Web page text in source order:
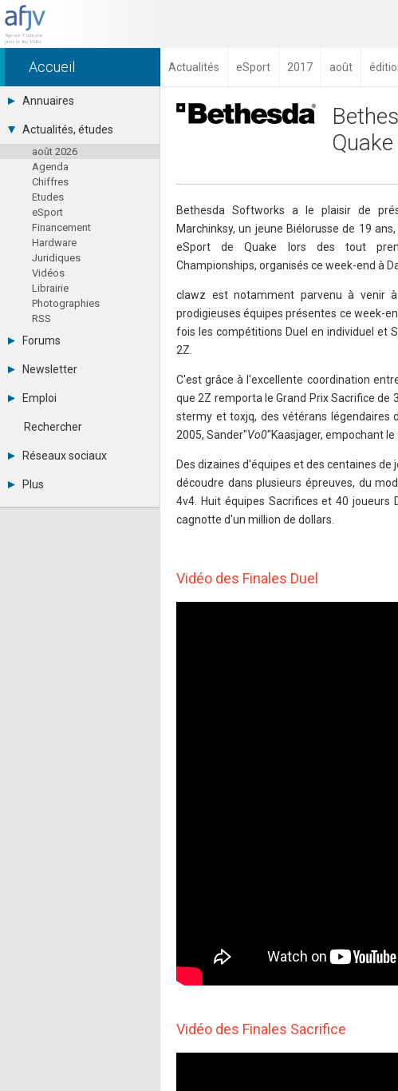
Accueil Actualités eSport 2017 août
Annuaires
Toutes les sociétés (691)
Studios (418)
Editeurs (49)
Distributeurs (16)
Hard. / Accessoires (10)
Middlewares (15)
Prestataires (99)
Assoc. / Syndicats (21)
Formations / Ecoles (46)
Presse spécialisée (17)
Actualités, études
août 2026
Agenda
Chiffres
Etudes
eSport
Financement
Hardware
Juridiques
Vidéos
Librairie
Photographies
RSS
Forums
Tous les forums
Se connecter
Messages privés
Contacter un modérateur
Newsletter
Archives
Abonnement
Emploi
Consulter les annonces
Observatoire de l'emploi
Rechercher
Réseaux sociaux
LinkedIn
Plus
Annonceurs
Bethesda Softworks a le plaisir de
Marchinksy, un jeune Biélorusse de 19
eSport de Quake lors des tout
Championships, organisés ce week-end à
clawz est notamment parvenu à venir
prodigieuses équipes présentes ce week-
fois les compétitions Duel en individuel et
2Z.
C'est grâce à l'excellente coordination
que 2Z remporta le Grand Prix Sacrifice
stermy et toxjq, des vétérans légendaires
2005, Sander"Vo0"Kaasjager, empochant le
Des dizaines d'équipes et des centaines
découdre dans plusieurs épreuves, du
4v4. Huit équipes Sacrifices et 40
cagnotte d'un million de dollars.
Vidéo des Finales Duel
Vidéo des Finales Sacrifice